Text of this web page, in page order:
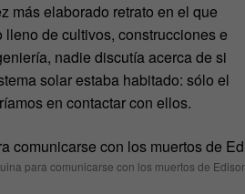
más elaborado retrato en el que
de cultivos, construcciones e
nadie discutía acerca de si
solar estaba habitado: sólo el
en contactar con ellos.
para comunicarse con los muertos de